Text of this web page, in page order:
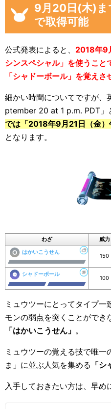
9月20日(木)ま
で取得可能
公式発表によると、 2018年9
シンスペシャル」を使うこと
「シャドーボール」を覚えさ
細かい時間についてですが
ptember 20 at 1 p.m. PDT」
では「2018年9月21日（金
となります。
わざ 威力
はかいこうせん
150
シャドーボール
100
ミュウツーにとってタイプ
モンの弱点を突くことができ
「はかいこうせん」 。
ミュウツーの覚える技で唯
ま」に並ぶ人気を集める 「シ
入手しておきたい方は、早め